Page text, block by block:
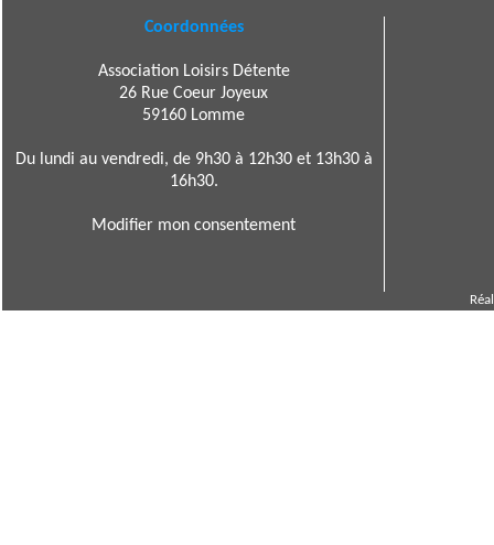
Coordonnées
Association Loisirs Détente
26 Rue Coeur Joyeux
59160 Lomme
Du lundi au vendredi, de 9h30 à 12h30 et 13h30 à
16h30.
Modifier mon consentement